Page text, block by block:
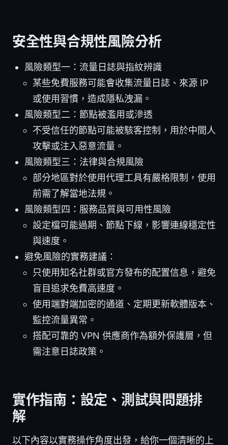
安全性與合規性風險分析
風險類型一：流量日誌與指紋辨識
某些免費服務可能會收集流量日誌、來源 IP
或使用習慣，造成隱私洩漏。
風險類型二：節點被濫用或滲透
不受信任的節點可能被駭客控制，用於中間人
攻擊或注入惡意流量。
風險類型三：法律與合規風險
部分地區對於使用代理工具有嚴格限制，使用
前需了解當地法規。
風險類型四：服務品質與可用性風險
設定檔可能過期、節點下線，影響連線穩定性
與速度。
避免風險的實務建議：
只使用知名社群或官方發布的配置信息，避免
盲目追求免費高速度。
使用端對端加密的通道、定期更新軟體版本、
監控流量異常。
搭配可靠的 VPN 供應商作為額外保護層，但
需注意日誌政策。
實作指南：設定、測試與問題排
解
以下內容以實務操作角度出發，給你一個清晰的上